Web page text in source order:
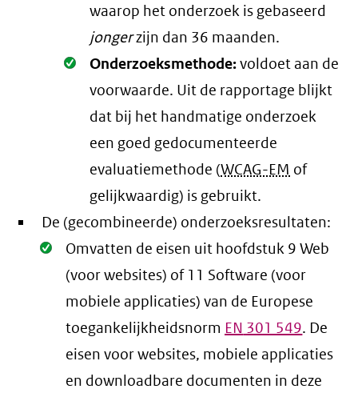
waarop het onderzoek is gebaseerd
jongerzijn dan 36 maanden.
Oké.
Onderzoeksmethode:voldoet aan de
voorwaarde. Uit de rapportage blijkt
dat bij het handmatige onderzoek
een goed gedocumenteerde
evaluatiemethode (WCAG-EM of
gelijkwaardig) is gebruikt.
De (gecombineerde) onderzoeksresultaten:
Oké.
Omvatten de eisen uit hoofdstuk 9 Web
(voor websites) of 11 Software (voor
mobiele applicaties) van de Europese
toegankelijkheidsnorm EN 301 549. De
eisen voor websites, mobiele applicaties
en downloadbare documenten in deze